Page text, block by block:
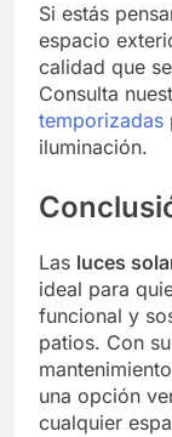
Si estás
espacio
calidad que
Consulta
temporizadas
iluminación.
Las luces
ideal para
funcional y
patios. Con
una opción
cualquier